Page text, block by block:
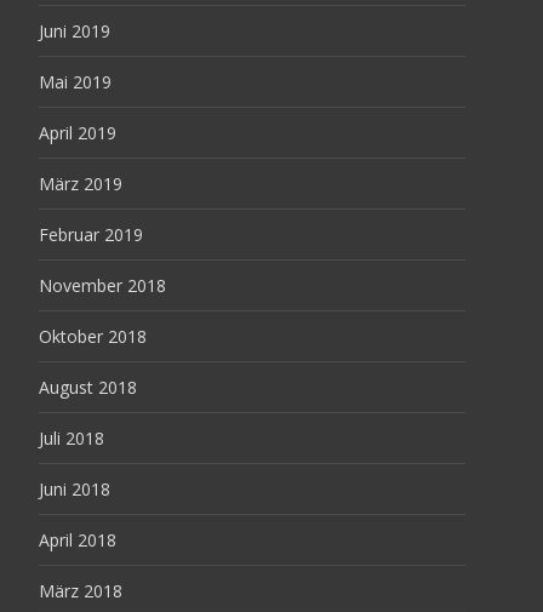
Juni 2019
Mai 2019
April 2019
März 2019
Februar 2019
November 2018
Oktober 2018
August 2018
Juli 2018
Juni 2018
April 2018
März 2018